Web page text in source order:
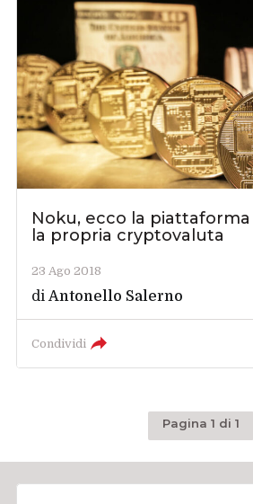
Noku, ecco la piattaforma
la propria cryptovaluta
23 Ago 2018
diAntonello Salerno
Condividi
Pagina 1 di 1